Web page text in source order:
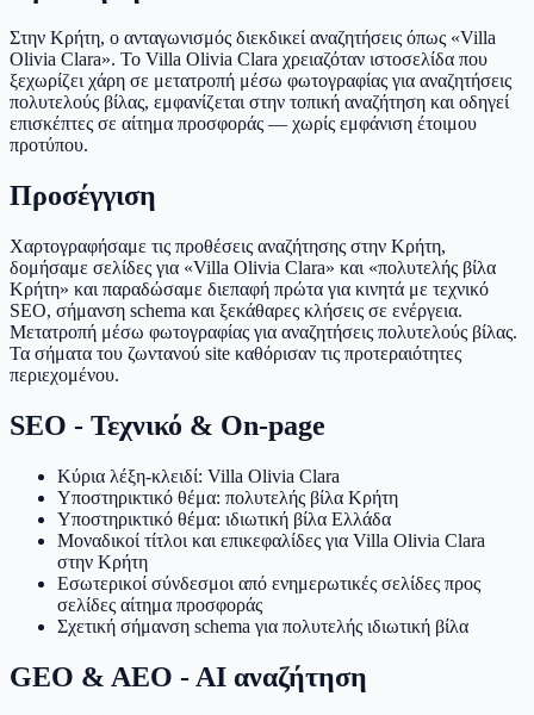
Στην Κρήτη, ο ανταγωνισμός διεκδικεί αναζητήσεις όπως «Villa
Olivia Clara». Το Villa Olivia Clara χρειαζόταν ιστοσελίδα που
ξεχωρίζει χάρη σε μετατροπή μέσω φωτογραφίας για αναζητήσεις
πολυτελούς βίλας, εμφανίζεται στην τοπική αναζήτηση και οδηγεί
επισκέπτες σε αίτημα προσφοράς — χωρίς εμφάνιση έτοιμου
προτύπου.
Προσέγγιση
Χαρτογραφήσαμε τις προθέσεις αναζήτησης στην Κρήτη,
δομήσαμε σελίδες για «Villa Olivia Clara» και «πολυτελής βίλα
Κρήτη» και παραδώσαμε διεπαφή πρώτα για κινητά με τεχνικό
SEO, σήμανση schema και ξεκάθαρες κλήσεις σε ενέργεια.
Μετατροπή μέσω φωτογραφίας για αναζητήσεις πολυτελούς βίλας.
Τα σήματα του ζωντανού site καθόρισαν τις προτεραιότητες
περιεχομένου.
SEO - Τεχνικό & On-page
Κύρια λέξη-κλειδί: Villa Olivia Clara
Υποστηρικτικό θέμα: πολυτελής βίλα Κρήτη
Υποστηρικτικό θέμα: ιδιωτική βίλα Ελλάδα
Μοναδικοί τίτλοι και επικεφαλίδες για Villa Olivia Clara
στην Κρήτη
Εσωτερικοί σύνδεσμοι από ενημερωτικές σελίδες προς
σελίδες αίτημα προσφοράς
Σχετική σήμανση schema για πολυτελής ιδιωτική βίλα
GEO & AEO - AI αναζήτηση